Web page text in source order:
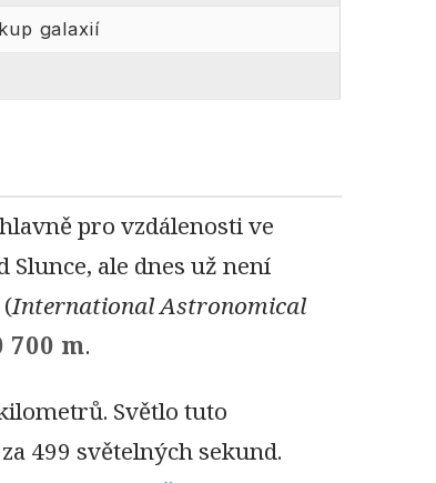
galaxií
pro vzdálenosti ve
Slunce, ale dnes už není
International Astronomical
700 m.
Světlo tuto
499 světelných sekund.